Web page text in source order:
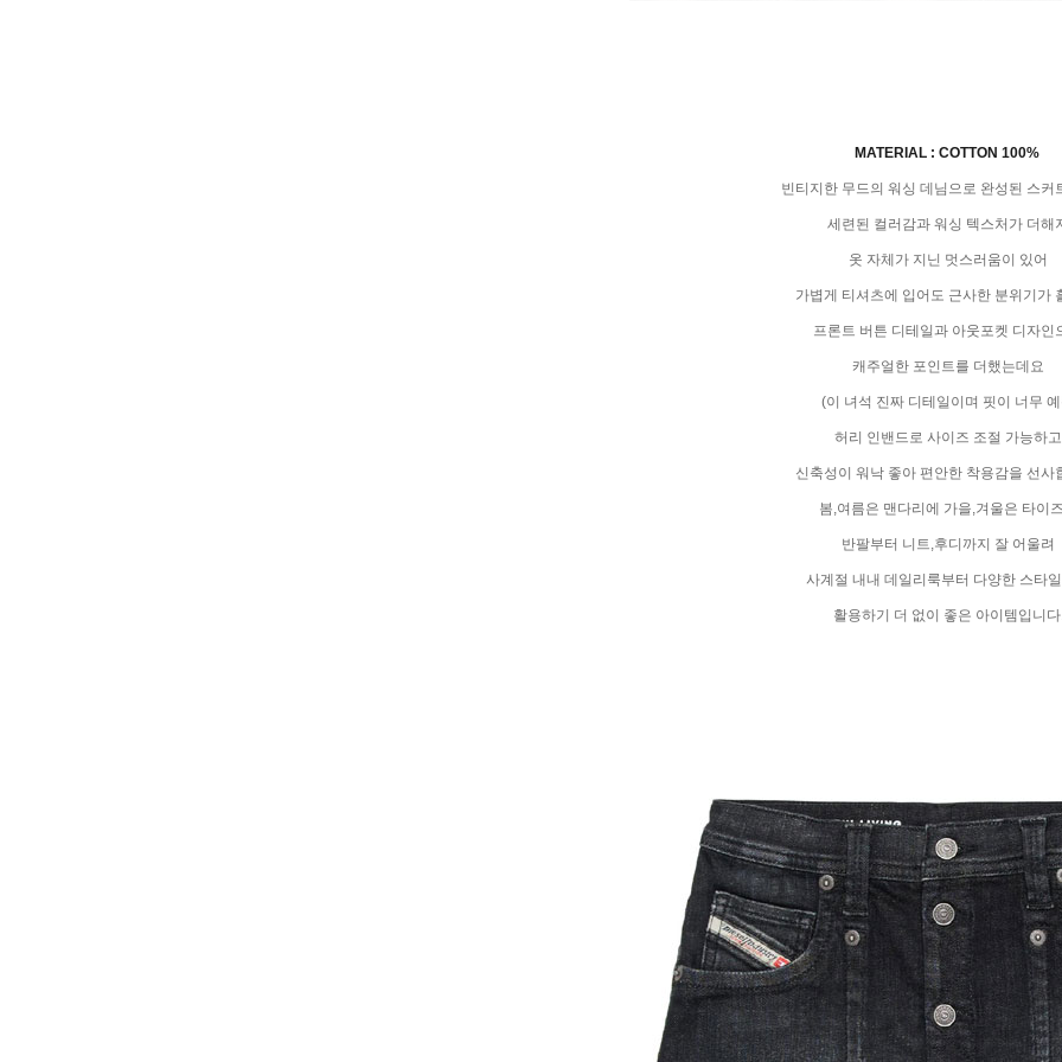
MATERIAL : COTTON 100%
빈티지한 무드의 워싱 데님으로 완성된 스커
세련된 컬러감과 워싱 텍스처가 더해
옷 자체가 지닌 멋스러움이 있어
가볍게 티셔츠에 입어도 근사한 분위기가
프론트 버튼 디테일과 아웃포켓 디자인
캐주얼한 포인트를 더했는데요
(이 녀석 진짜 디테일이며 핏이 너무
허리 인밴드로 사이즈 조절 가능하고
신축성이 워낙 좋아 편안한 착용감을 선사
봄,여름은 맨다리에 가을,겨울은 타이
반팔부터 니트,후디까지 잘 어울려
사계절 내내 데일리룩부터 다양한 스타일
활용하기 더 없이 좋은 아이템입니